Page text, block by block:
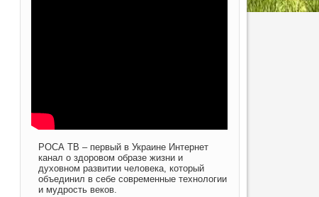
РОСА ТВ – первый в Украине Интернет
канал о здоровом образе жизни и
духовном развитии человека, который
объединил в себе современные технологии
и мудрость веков.